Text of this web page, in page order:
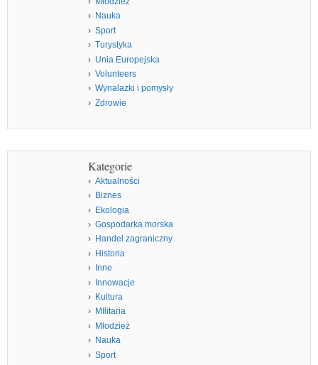
Nauka
Sport
Turystyka
Unia Europejska
Volunteers
Wynalazki i pomysły
Zdrowie
Kategorie
Aktualności
Biznes
Ekologia
Gospodarka morska
Handel zagraniczny
Historia
Inne
Innowacje
Kultura
MIlitaria
Młodzież
Nauka
Sport